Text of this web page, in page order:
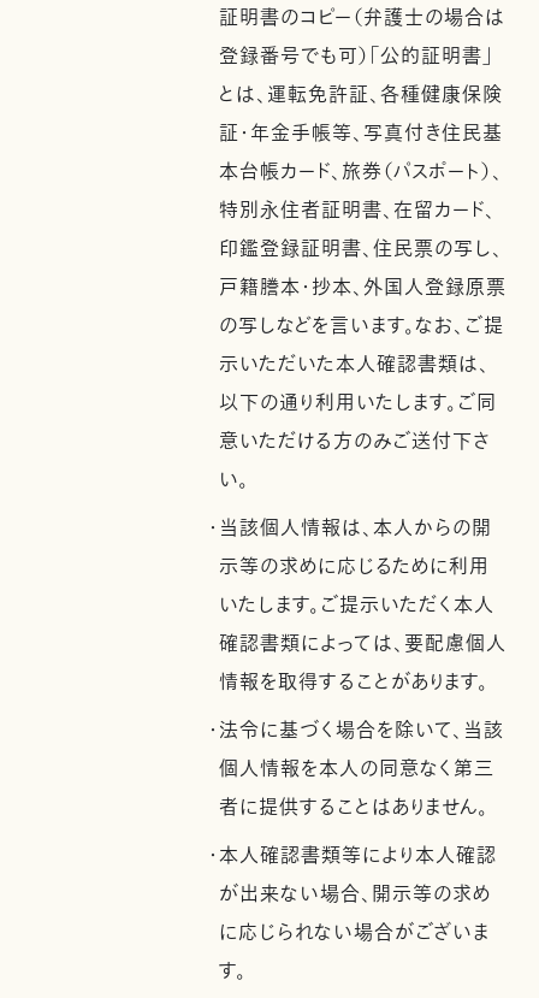
証明書のコピー（弁護士の場合は
登録番号でも可）「公的証明書」
とは、運転免許証、各種健康保険
証・年金手帳等、写真付き住民基
本台帳カード、旅券（パスポート）、
特別永住者証明書、在留カード、
印鑑登録証明書、住民票の写し、
戸籍謄本・抄本、外国人登録原票
の写しなどを言います。なお、ご提
示いただいた本人確認書類は、
以下の通り利用いたします。ご同
意いただける方のみご送付下さ
い。
・当該個人情報は、本人からの開
示等の求めに応じるために利用
いたします。ご提示いただく本人
確認書類によっては、要配慮個人
情報を取得することがあります。
・法令に基づく場合を除いて、当該
個人情報を本人の同意なく第三
者に提供することはありません。
・本人確認書類等により本人確認
が出来ない場合、開示等の求め
に応じられない場合がございま
す。